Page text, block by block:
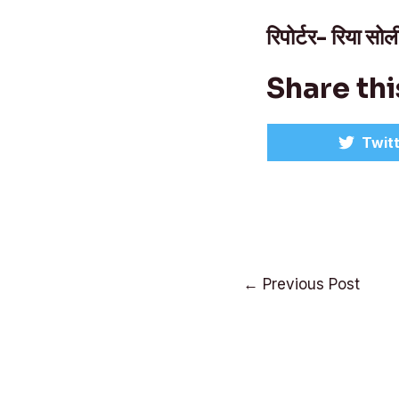
रिपोर्टर- रिया
Share
← Previous Post